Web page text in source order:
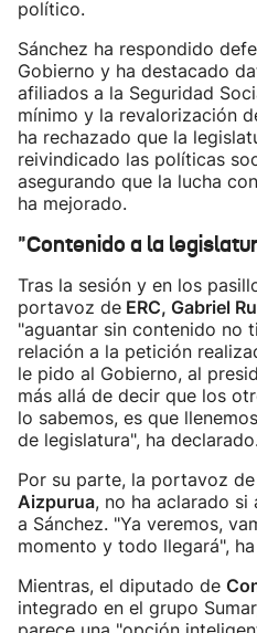
político.
Sánchez ha respondido
Gobierno y ha destacado
afiliados a la Seguridad
mínimo y la revalorización
ha rechazado que la
reivindicado las políticas
asegurando que la lucha
ha mejorado.
"Contenido a la
Tras la sesión y en los
portavoz de ERC, Gabriel
"aguantar sin contenido no
relación a la petición
le pido al Gobierno, al
más allá de decir que los
lo sabemos, es que
de legislatura", ha declarado.
Por su parte, la portavoz de
Aizpurua, no ha aclarado
a Sánchez. "Ya veremos,
momento y todo llegará",
Mientras, el diputado de
integrado en el grupo